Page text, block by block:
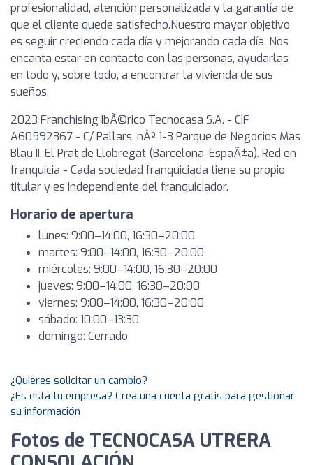
profesionalidad, atención personalizada y la garantía de
que el cliente quede satisfecho.Nuestro mayor objetivo
es seguir creciendo cada día y mejorando cada día. Nos
encanta estar en contacto con las personas, ayudarlas
en todo y, sobre todo, a encontrar la vivienda de sus
sueños.
2023 Franchising IbÃ©rico Tecnocasa S.A. - CIF
A60592367 - C/ Pallars, nÂº 1-3 Parque de Negocios Mas
Blau II, El Prat de Llobregat (Barcelona-EspaÃ±a). Red en
franquicia - Cada sociedad franquiciada tiene su propio
titular y es independiente del franquiciador.
Horario de apertura
lunes: 9:00–14:00, 16:30–20:00
martes: 9:00–14:00, 16:30–20:00
miércoles: 9:00–14:00, 16:30–20:00
jueves: 9:00–14:00, 16:30–20:00
viernes: 9:00–14:00, 16:30–20:00
sábado: 10:00–13:30
domingo: Cerrado
¿Quieres solicitar un cambio?
¿Es esta tu empresa? Crea una cuenta gratis para gestionar
su información
Fotos de TECNOCASA UTRERA